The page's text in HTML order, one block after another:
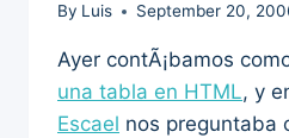
By Luis September 20,
Ayer contÃ¡bamos
una tabla en HTML, y
Escael nos preguntaba